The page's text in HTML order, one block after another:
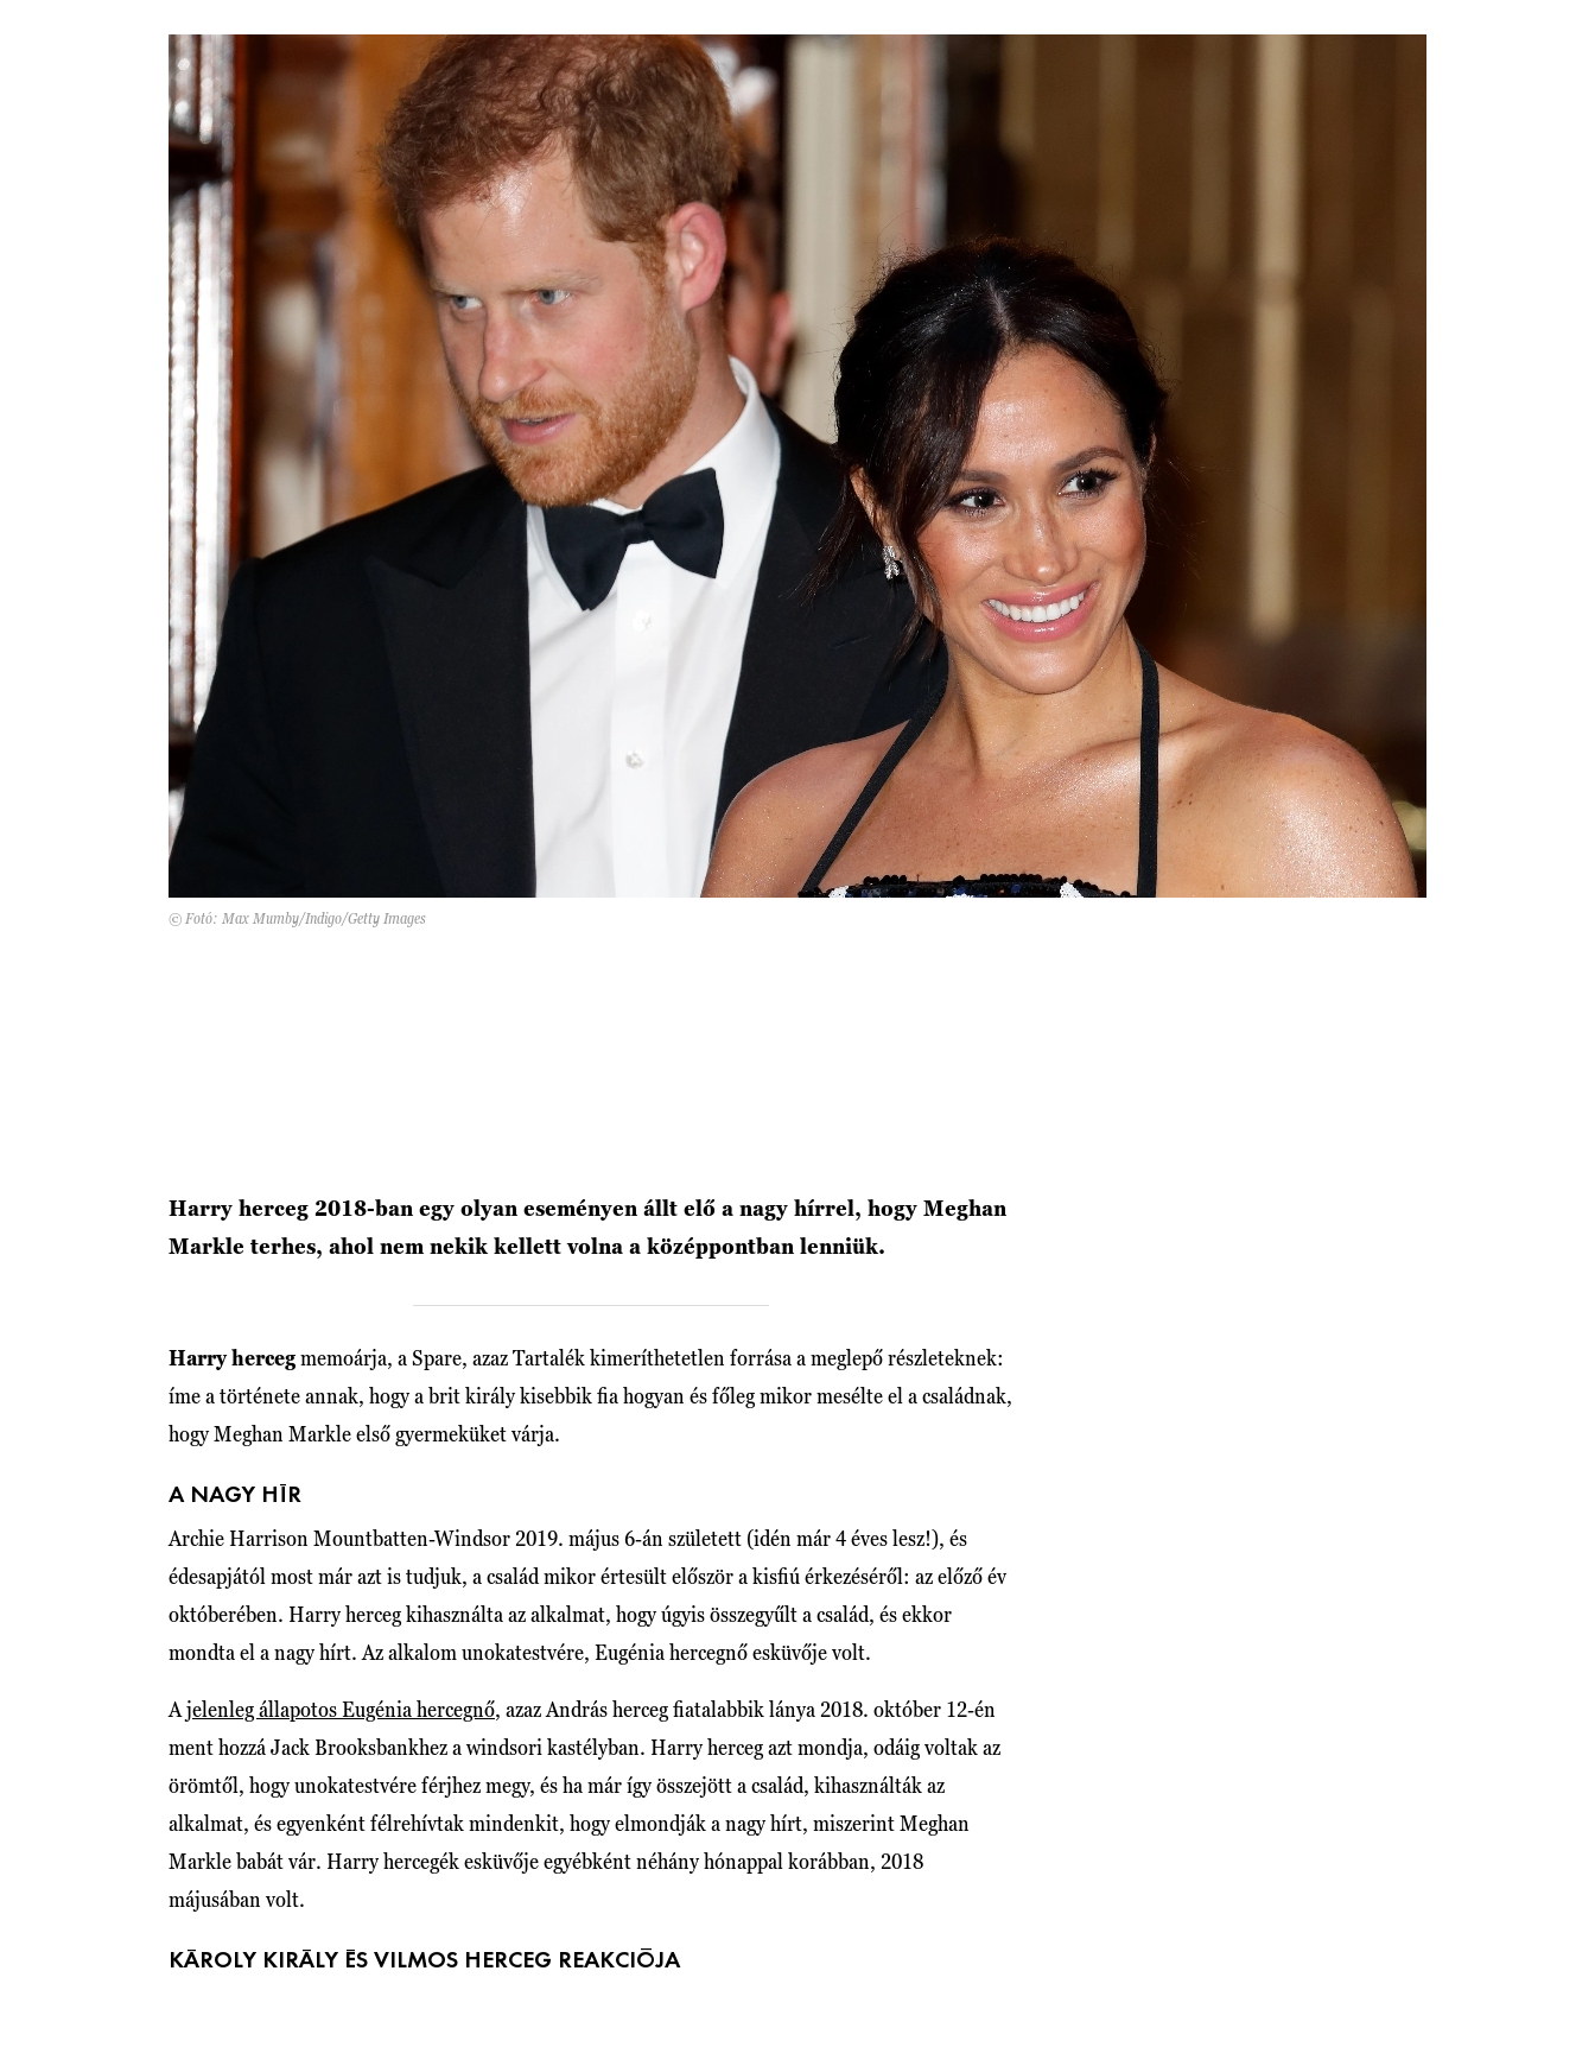
© Fotó: Max Mumby/Indigo/Getty Images
Harry herceg 2018-ban egy olyan eseményen állt elő a nagy hírrel, hogy Meghan
Markle terhes, ahol nem nekik kellett volna a középpontban lenniük.
Harry hercegmemoárja, a Spare, azaz Tartalék kimeríthetetlen forrása a meglepő részleteknek:
íme a története annak, hogy a brit király kisebbik fia hogyan és főleg mikor mesélte el a családnak,
hogy Meghan Markle első gyermeküket várja.
A NAGY HÍR
Archie Harrison Mountbatten-Windsor 2019. május 6-án született (idén már 4 éves lesz!), és
édesapjától most már azt is tudjuk, a család mikor értesült először a kisfiú érkezéséről: az előző év
októberében. Harry herceg kihasználta az alkalmat, hogy úgyis összegyűlt a család, és ekkor
mondta el a nagy hírt. Az alkalom unokatestvére, Eugénia hercegnő esküvője volt.
Ajelenleg állapotos Eugénia hercegnő, azaz András herceg fiatalabbik lánya 2018. október 12-én
ment hozzá Jack Brooksbankhez a windsori kastélyban. Harry herceg azt mondja, odáig voltak az
örömtől, hogy unokatestvére férjhez megy, és ha már így összejött a család, kihasználták az
alkalmat, és egyenként félrehívtak mindenkit, hogy elmondják a nagy hírt, miszerint Meghan
Markle babát vár. Harry hercegék esküvője egyébként néhány hónappal korábban, 2018
májusában volt.
KÁROLY KIRÁLY ÉS VILMOS HERCEG REAKCIÓJA